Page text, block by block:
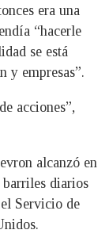
era una
“hacerle
se está
y empresas”.
acciones”,
alcanzó en
barriles diarios
Servicio de